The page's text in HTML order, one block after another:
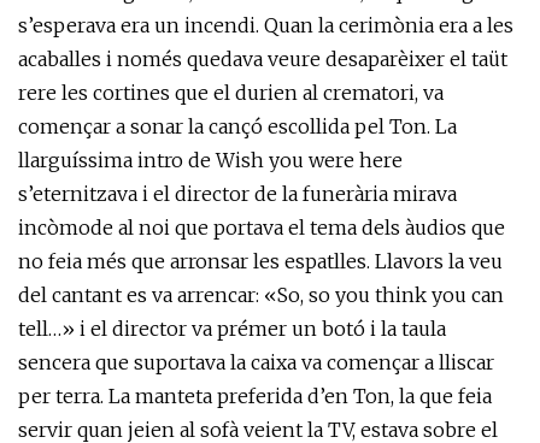
s’esperava era un incendi. Quan la cerimònia era a les
acaballes i només quedava veure desaparèixer el taüt
rere les cortines que el durien al crematori, va
començar a sonar la cançó escollida pel Ton. La
llarguíssima intro de Wish you were here
s’eternitzava i el director de la funerària mirava
incòmode al noi que portava el tema dels àudios que
no feia més que arronsar les espatlles. Llavors la veu
del cantant es va arrencar: «So, so you think you can
tell…» i el director va prémer un botó i la taula
sencera que suportava la caixa va començar a lliscar
per terra. La manteta preferida d’en Ton, la que feia
servir quan jeien al sofà veient la TV, estava sobre el